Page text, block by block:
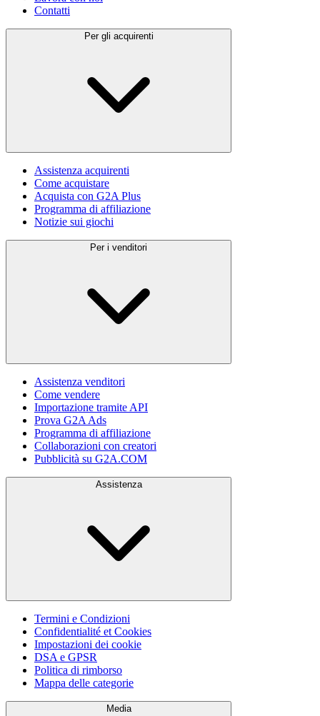
Contatti
Per gli acquirenti
Assistenza acquirenti
Come acquistare
Acquista con G2A Plus
Programma di affiliazione
Notizie sui giochi
Per i venditori
Assistenza venditori
Come vendere
Importazione tramite API
Prova G2A Ads
Programma di affiliazione
Collaborazioni con creatori
Pubblicità su G2A.COM
Assistenza
Termini e Condizioni
Confidentialité et Cookies
Impostazioni dei cookie
DSA e GPSR
Politica di rimborso
Mappa delle categorie
Media